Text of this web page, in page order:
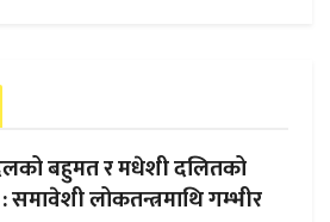
बहुमत र मधेशी दलितको
: समावेशी लोकतन्त्रमाथि गम्भीर